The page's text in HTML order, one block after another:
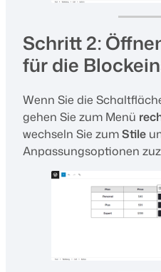
Schritt 2:
für die
Wenn Sie die
gehen Sie zum Menü
wechseln Sie zumStile
Anpassungsoptionen